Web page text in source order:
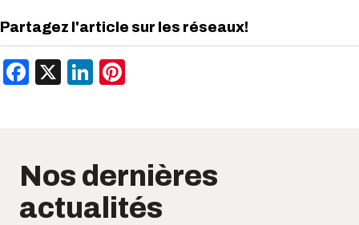
Partagez l'article sur les réseaux!
Facebook
X LinkedIn
Nos dernières
actualités